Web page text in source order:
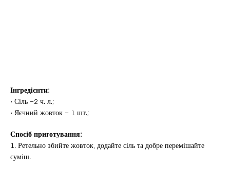
Інгредієнти:
• Сіль –2 ч. л.;
• Яєчний жовток – 1 шт.;
Спосіб приготування:
1. Ретельно збийте жовток, додайте сіль та добре перемішайте
суміш.